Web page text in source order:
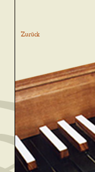
Zurück